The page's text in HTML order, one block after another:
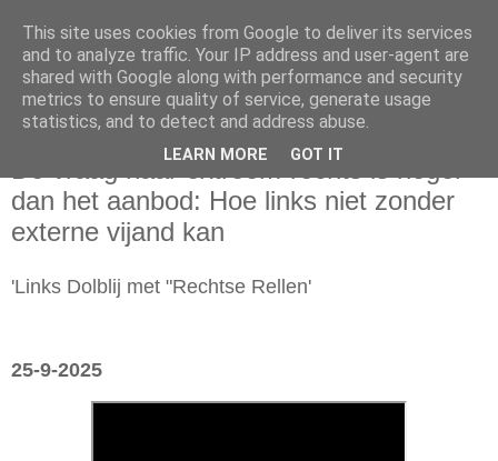
donderdag 25 september 2025
De vraag naar extreem-rechts is hoger
dan het aanbod: Hoe links niet zonder
externe vijand kan
'Links Dolblij met "Rechtse Rellen'
25-9-2025
This site uses cookies from Google to deliver its services
and to analyze traffic. Your IP address and user-agent are
shared with Google along with performance and security
metrics to ensure quality of service, generate usage
statistics, and to detect and address abuse.
LEARN MORE GOT IT